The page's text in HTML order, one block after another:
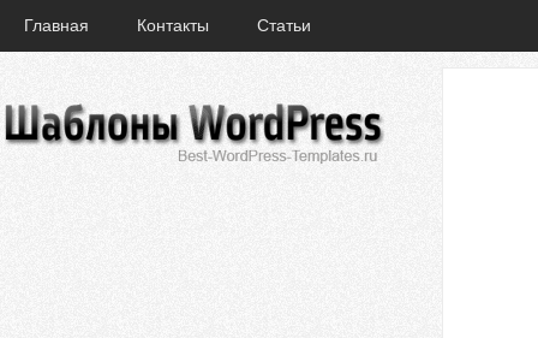
Главная Контакты Статьи